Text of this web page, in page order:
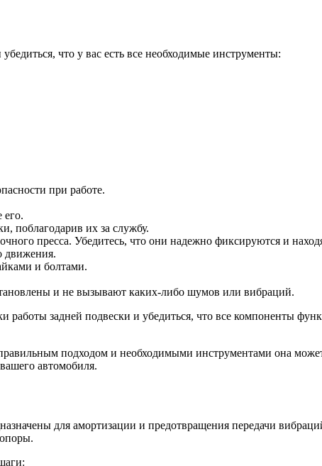
что у вас есть все необходимые инструменты:
при работе.
его.
поблагодарив их за службу.
пресса. Убедитесь, что они надежно фиксируются и
движения.
и болтами.
и не вызывают каких-либо шумов или вибраций.
работы задней подвески и убедиться, что все компоненты
подходом и необходимыми инструментами она
автомобиля.
для амортизации и предотвращения передачи